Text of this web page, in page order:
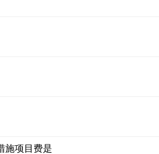
施项目费是